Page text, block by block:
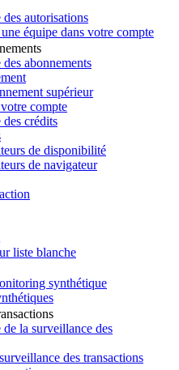
autorisations
équipe dans votre compte
abonnements
supérieur
compte
crédits
de disponibilité
de navigateur
liste blanche
synthétique
la surveillance des
des transactions